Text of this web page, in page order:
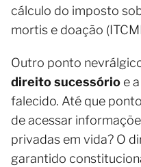
cálculo do imposto
mortis e doação
Outro ponto
direito sucessório e a
falecido. Até que
de acessar
privadas em vida? O
garantido